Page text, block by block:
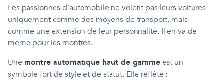
Les passionnés d’automobile ne voient pas leurs voitures
uniquement comme des moyens de transport, mais
comme une extension de leur personnalité. Il en va de
même pour les montres.
Une montre automatique haut de gammeest un
symbole fort de style et de statut. Elle reflète :